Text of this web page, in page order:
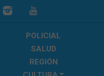
POLICIAL
SALUD
REGIÓN